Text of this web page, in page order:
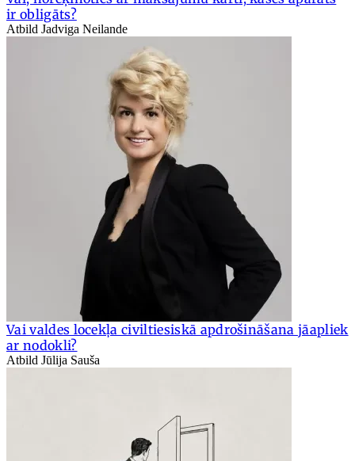
ir obligāts?
Atbild Jadviga Neilande
Vai valdes locekļa civiltiesiskā apdrošināšana jāapliek
ar nodokli?
Atbild Jūlija Sauša